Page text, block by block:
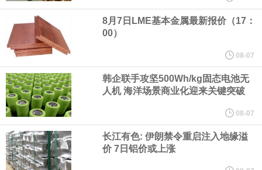
用人形机器人、四足机器人等产品。
美国总统特朗普6日否认他对国防部长赫格塞思不满，称对赫格塞思
所做的工作“非常满意”。特朗普在社交媒体上发帖称，一些媒体有关
他与赫格塞思就弹药短缺问题发生冲突的报道是“完全没有根据的谣
言”，他对赫格塞思所做的工作“非常满意”。
纽约期银突破64美元/盎司，日内涨3.91%。
8月7日LME基本金属最新报价（17：
00）
08-07
韩企联手攻坚500Wh/kg固态电池无
人机 海洋场景商业化迎来关键突破
08-07
长江有色: 伊朗禁令重启注入地缘溢
价 7日铝价或上涨